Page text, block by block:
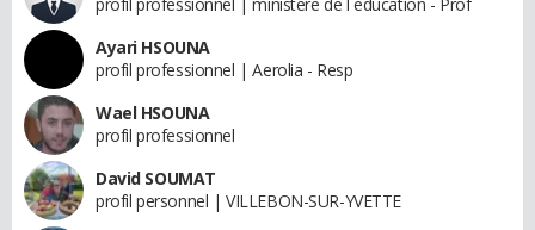
Ayari HSOUNA
profil professionnel | Aerolia - Resp
Wael HSOUNA
profil professionnel
David SOUMAT
profil personnel | VILLEBON-SUR-YVETTE